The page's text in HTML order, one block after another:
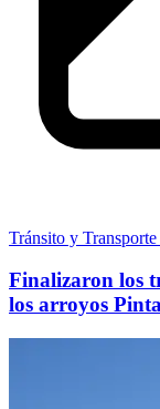
Tránsito y Transporte
Finalizaron los
los arroyos